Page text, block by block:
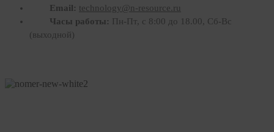
Email: technology@n-resource.ru
Часы работы: Пн-Пт, с 8:00 до 18.00, Сб-Вс
(выходной)